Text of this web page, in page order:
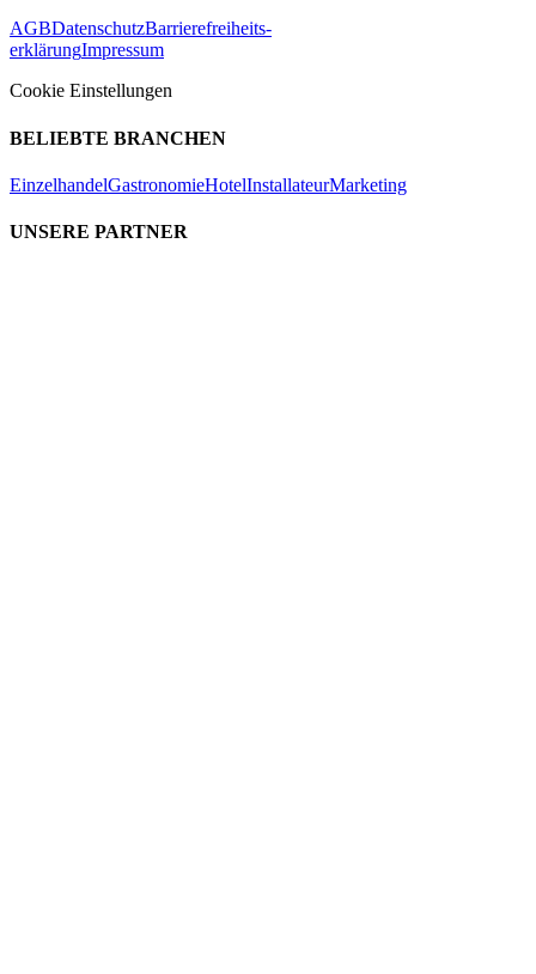
AGBDatenschutzBarrierefreiheits-
erklärungImpressum
Cookie Einstellungen
BELIEBTE BRANCHEN
EinzelhandelGastronomieHotelInstallateurMarketing
UNSERE PARTNER